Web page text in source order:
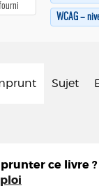
WCAG –
Sujet
ce livre ?